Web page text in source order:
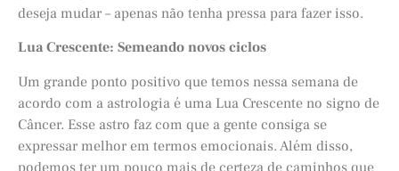
deseja mudar – apenas não tenha pressa para fazer isso.
Lua Crescente: Semeando novos ciclos
Um grande ponto positivo que temos nessa semana de
acordo com a astrologia é uma Lua Crescente no signo de
Câncer. Esse astro faz com que a gente consiga se
expressar melhor em termos emocionais. Além disso,
podemos ter um pouco mais de certeza de caminhos que